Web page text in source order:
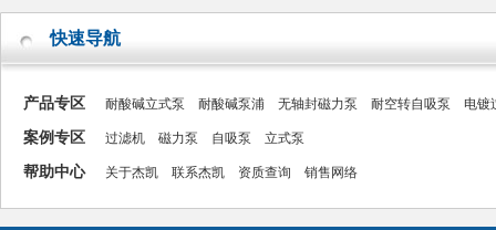
快速导航
产品专区 耐酸碱立式泵 耐酸碱泵浦 无轴封磁力泵 耐空转自吸泵 电镀
案例专区 过滤机 磁力泵 自吸泵 立式泵
帮助中心 关于杰凯 联系杰凯 资质查询 销售网络